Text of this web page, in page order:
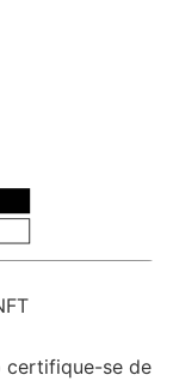
certifique-se de